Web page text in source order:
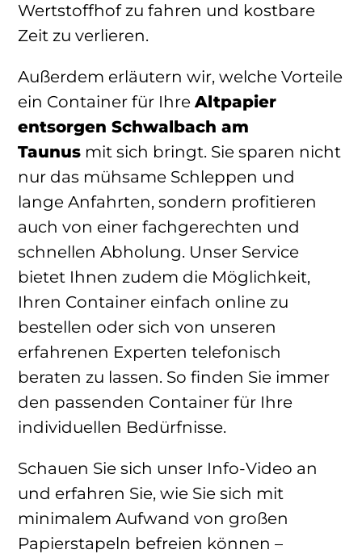
Wertstoffhof zu fahren und kostbare
Zeit zu verlieren.
Außerdem erläutern wir, welche Vorteile
ein Container für Ihre Altpapier
entsorgen Schwalbach am
Taunus mit sich bringt. Sie sparen nicht
nur das mühsame Schleppen und
lange Anfahrten, sondern profitieren
auch von einer fachgerechten und
schnellen Abholung. Unser Service
bietet Ihnen zudem die Möglichkeit,
Ihren Container einfach online zu
bestellen oder sich von unseren
erfahrenen Experten telefonisch
beraten zu lassen. So finden Sie immer
den passenden Container für Ihre
individuellen Bedürfnisse.
Schauen Sie sich unser Info-Video an
und erfahren Sie, wie Sie sich mit
minimalem Aufwand von großen
Papierstapeln befreien können –